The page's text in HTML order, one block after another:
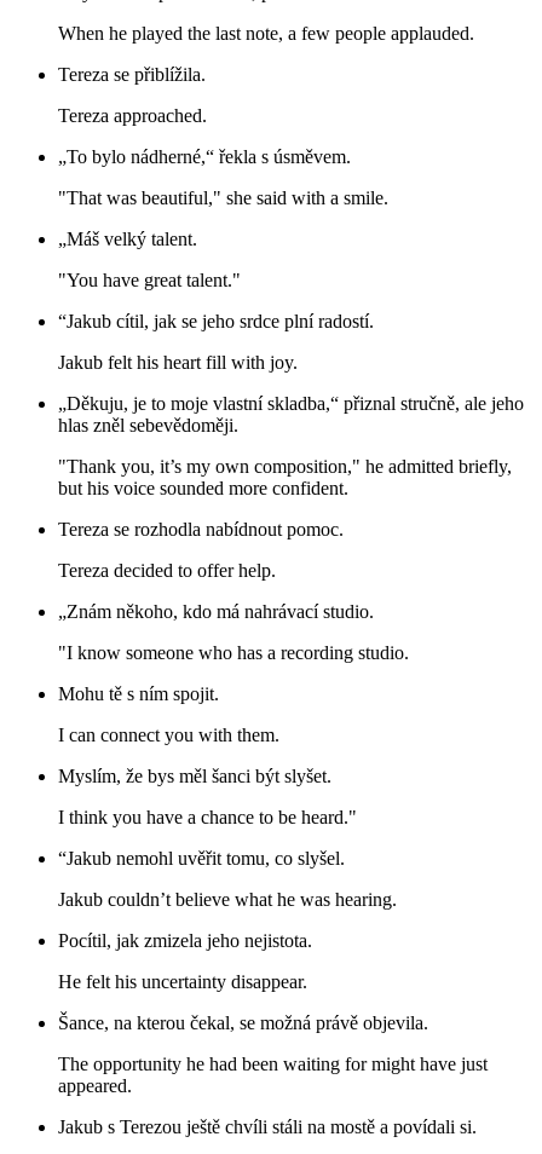
When he played the last note, a few people applauded.
Tereza se přiblížila.
Tereza approached.
„To bylo nádherné,“ řekla s úsměvem.
"That was beautiful," she said with a smile.
„Máš velký talent.
"You have great talent."
“Jakub cítil, jak se jeho srdce plní radostí.
Jakub felt his heart fill with joy.
„Děkuju, je to moje vlastní skladba,“ přiznal stručně, ale jeho
hlas zněl sebevědoměji.
"Thank you, it’s my own composition," he admitted briefly,
but his voice sounded more confident.
Tereza se rozhodla nabídnout pomoc.
Tereza decided to offer help.
„Znám někoho, kdo má nahrávací studio.
"I know someone who has a recording studio.
Mohu tě s ním spojit.
I can connect you with them.
Myslím, že bys měl šanci být slyšet.
I think you have a chance to be heard."
“Jakub nemohl uvěřit tomu, co slyšel.
Jakub couldn’t believe what he was hearing.
Pocítil, jak zmizela jeho nejistota.
He felt his uncertainty disappear.
Šance, na kterou čekal, se možná právě objevila.
The opportunity he had been waiting for might have just
appeared.
Jakub s Terezou ještě chvíli stáli na mostě a povídali si.